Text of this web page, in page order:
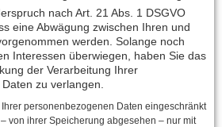
nach Art. 21 Abs. 1 DSGVO
eine Abwägung zwischen Ihren und
werden. Solange noch
Interessen überwiegen, haben Sie das
der Verarbeitung Ihrer
zu verlangen.
personenbezogenen Daten eingeschränkt
von ihrer Speicherung abgesehen – nur mit